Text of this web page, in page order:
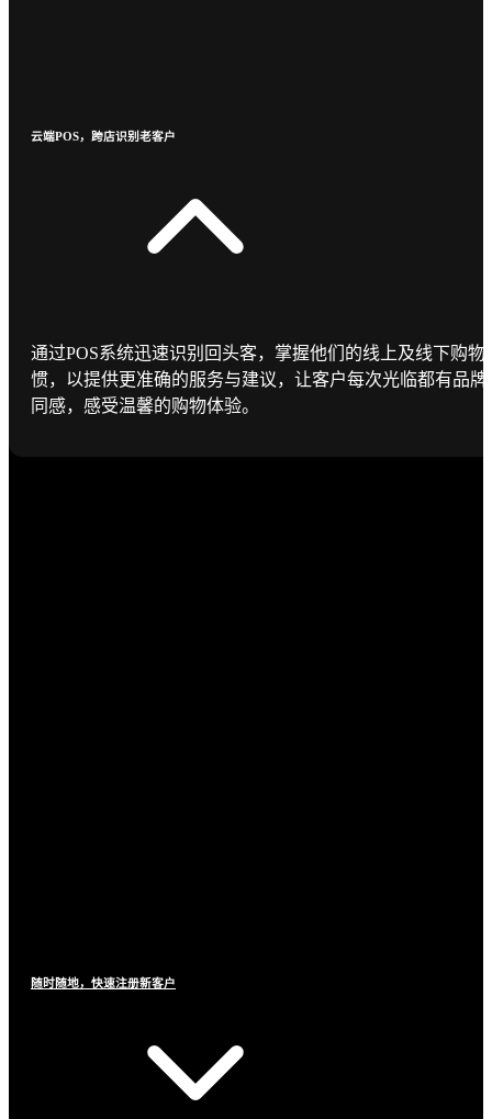
云端POS，跨店识别老客户
通过POS系统迅速识别回头客，掌握他们的线上及线下购物
惯，以提供更准确的服务与建议，让客户每次光临都有品牌
同感，感受温馨的购物体验。
随时随地，快速注册新客户